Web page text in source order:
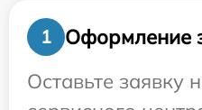
1
Оформление
Оставьте заявку